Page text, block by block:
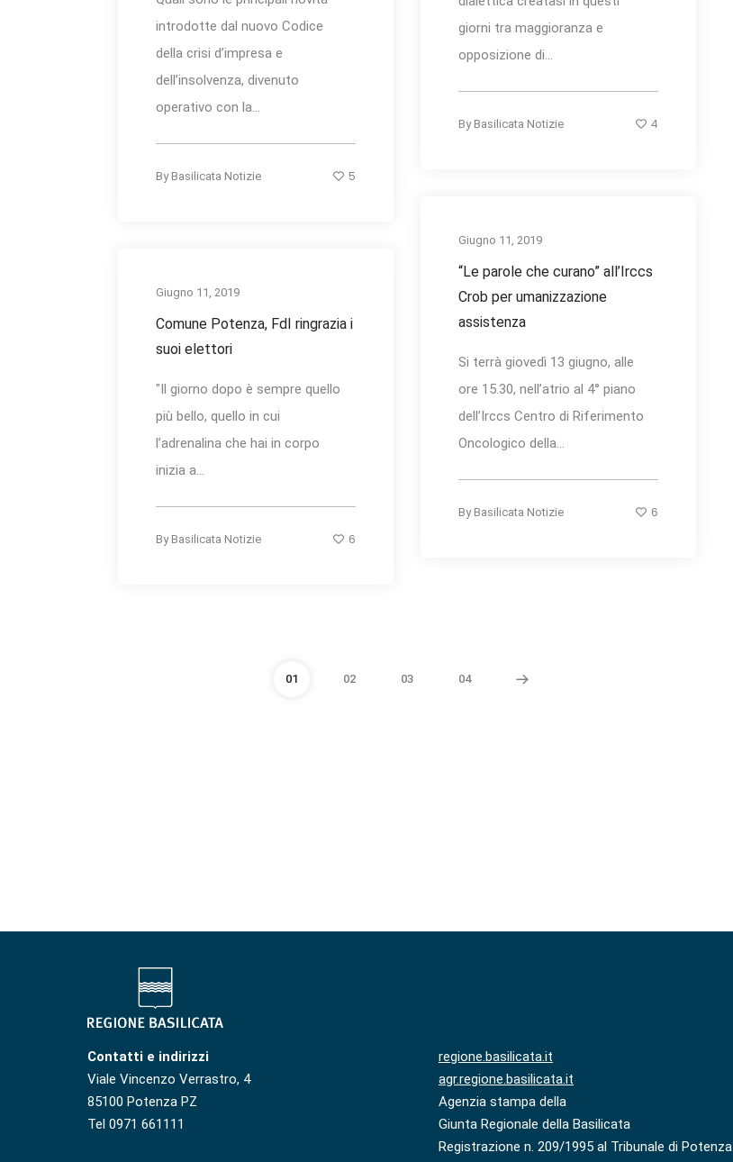
giorni tra maggioranza e
opposizione di...
By Basilicata Notizie 4
introdotte dal nuovo Codice
della crisi d’impresa e
dell’insolvenza, divenuto
operativo con la...
By Basilicata Notizie 5
Giugno 11, 2019
“Le parole che curano” all’Irccs
Crob per umanizzazione
assistenza
Si terrà giovedì 13 giugno, alle
ore 15.30, nell’atrio al 4° piano
dell’Irccs Centro di Riferimento
Oncologico della...
By Basilicata Notizie 6
Giugno 11, 2019
Comune Potenza, FdI ringrazia i
suoi elettori
"Il giorno dopo è sempre quello
più bello, quello in cui
l’adrenalina che hai in corpo
inizia a...
By Basilicata Notizie 6
01 02 03 04
Contatti e indirizzi
Viale Vincenzo Verrastro, 4
85100 Potenza PZ
Tel 0971 661111
regione.basilicata.it
agr.regione.basilicata.it
Agenzia stampa della
Giunta Regionale della Basilicata
Registrazione n. 209/1995 al Tribunale di Potenza